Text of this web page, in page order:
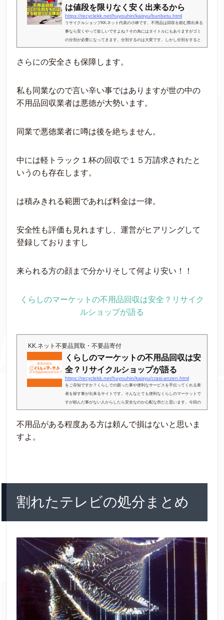
は値段を限りなく安く出来るから
https://recyclekk.net/huyouhin/kaisyu/bunbetu.html
リサイクルショップKK.ネット代表の小林です。不用品は回収を頼む際出来る
事なら安くやって欲しいですよね？その為にはタイトルにもありますがゴミ
の分別が必要になってきます。分別するのは大変です。しかし分別をすると
不用品回収の値段は時に１/１０になる事だってあるのですからやらない手は
と言ったってどこまでやれば良いの？素人に出来る事なの？ご安心くださ
さらにの安全さも保障します。
私も同業なので言い辛い事ではありますが世の中の
不用品回収業者は悪徳が大勢います。
同業で悪徳業者に噂は後を絶ちません。
中には軽トラック１杯の回収で１５万請求されたと
いうのも存在します。
は積みきれる範囲であれば料金は一律。
安全性も評価も見れますし、運営がヒアリングして
登録しておりますし
来られる方の顔まで分かりそして何より安い！！
くらしのマーケットの不用品回収は安全？リサイク
ルショップが語る
KK.ネット不要品買取・不要品寄付
くらしのマーケットの不用品回収は安
全？リサイクルショップが語る
https://recyclekk.net/huyouhin/kaisyu/crasi-anzen.html
をご存知ですか？くらしでの困った事や便利なサービスを手伝ってくれる業
者を探す事が出来るサイトです。そんなとても便利なくらしのマーケットで
すが頼んだ事がない人からしたら安全なのか心配な所だと思います。今回の
記事はくらしのマーケットは安全なのか？をテーマに書いていきたいと思い
ましたがこの記事の執筆者はリサイクルショップKK.ネット代表の小林と言い
不用品がある程度ある方は頼んで損はないと思いま
すよ。
割れたテレビの処分まとめ